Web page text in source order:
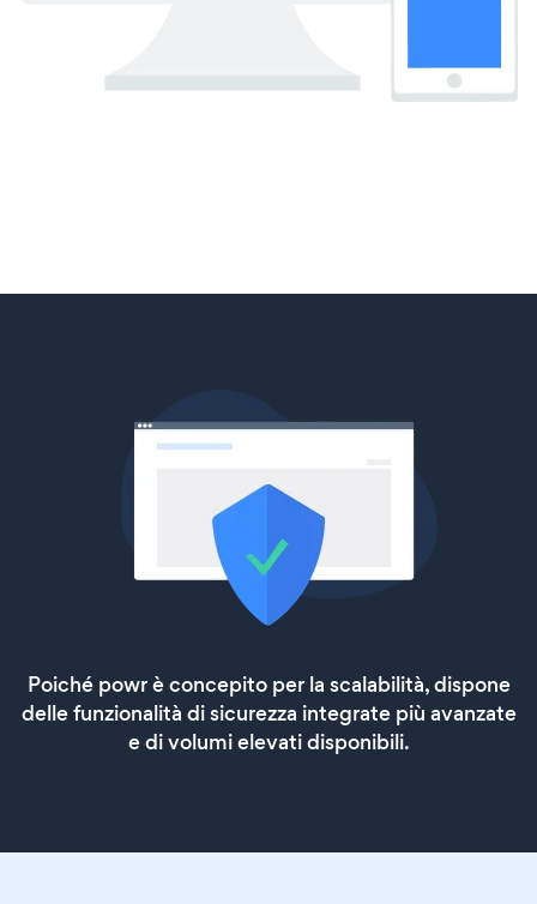
Poiché powr è concepito per la scalabilità, dispone
delle funzionalità di sicurezza integrate più avanzate
e di volumi elevati disponibili.